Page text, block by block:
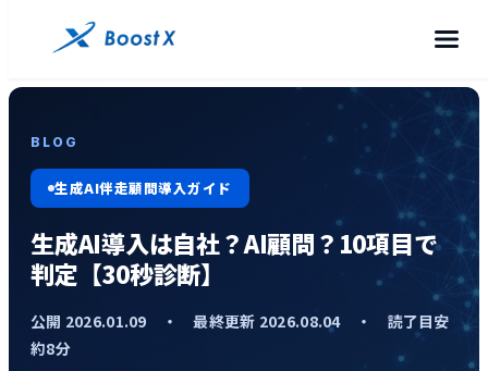
BLOG
生成AI伴走顧問導入ガイド
生成AI導入は自社？AI顧問？10項目で
判定【30秒診断】
公開 2026.01.09 ・ 最終更新 2026.08.04 ・ 読了目安
約8分